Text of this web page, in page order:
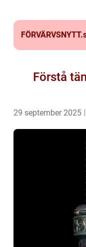
FÖRVÄRVSNYTT.
Förstå
29 september 2025